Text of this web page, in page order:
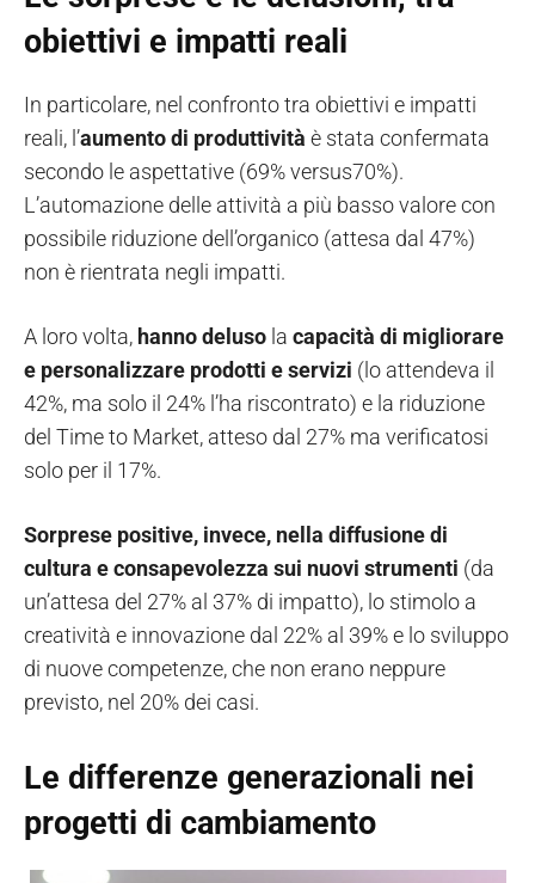
obiettivi e impatti reali
In particolare, nel confronto tra obiettivi e impatti
reali, l’aumento di produttività è stata confermata
secondo le aspettative (69% versus70%).
L’automazione delle attività a più basso valore con
possibile riduzione dell’organico (attesa dal 47%)
non è rientrata negli impatti.
A loro volta, hanno deluso la capacità di migliorare
e personalizzare prodotti e servizi (lo attendeva il
42%, ma solo il 24% l’ha riscontrato) e la riduzione
del Time to Market, atteso dal 27% ma verificatosi
solo per il 17%.
Sorprese positive, invece, nella diffusione di
cultura e consapevolezza sui nuovi strumenti (da
un’attesa del 27% al 37% di impatto), lo stimolo a
creatività e innovazione dal 22% al 39% e lo sviluppo
di nuove competenze, che non erano neppure
previsto, nel 20% dei casi.
Le differenze generazionali nei
progetti di cambiamento